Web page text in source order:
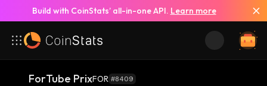
Build with CoinStats’ all-in-one API. Learn more
ForTube PrixFOR #8409